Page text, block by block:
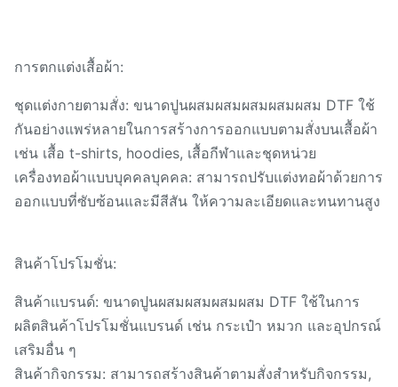
การตกแต่งเสื้อผ้า:
ชุดแต่งกายตามสั่ง: ขนาดปูนผสมผสมผสมผสมผสม DTF ใช้
กันอย่างแพร่หลายในการสร้างการออกแบบตามสั่งบนเสื้อผ้า
เช่น เสื้อ t-shirts, hoodies, เสื้อกีฬาและชุดหน่วย
เครื่องทอผ้าแบบบุคคลบุคคล: สามารถปรับแต่งทอผ้าด้วยการ
ออกแบบที่ซับซ้อนและมีสีสัน ให้ความละเอียดและทนทานสูง
สินค้าโปรโมชั่น:
สินค้าแบรนด์: ขนาดปูนผสมผสมผสมผสม DTF ใช้ในการ
ผลิตสินค้าโปรโมชั่นแบรนด์ เช่น กระเป๋า หมวก และอุปกรณ์
เสริมอื่น ๆ
สินค้ากิจกรรม: สามารถสร้างสินค้าตามสั่งสําหรับกิจกรรม,